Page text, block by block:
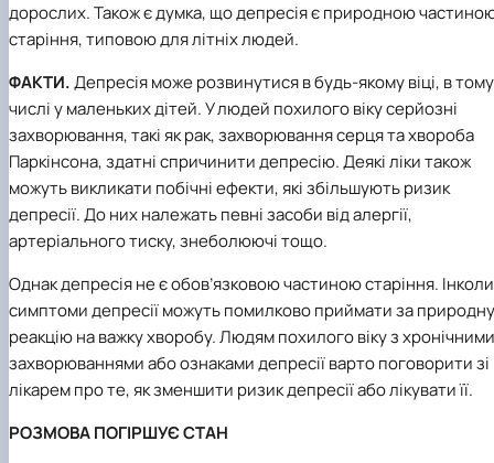
дорослих. Також є думка, що депресія є природною
старіння, типовою для літніх людей.
ФАКТИ.Депресія може розвинутися в будь-якому віці, в тому
числі у маленьких дітей. У людей похилого віку серйозні
захворювання, такі як рак, захворювання серця та хвороба
Паркінсона, здатні спричинити депресію. Деякі ліки також
можуть викликати побічні ефекти, які збільшують ризик
депресії. До них належать певні засоби від алергії,
артеріального тиску, знеболюючі тощо.
Однак депресія не є обов’язковою частиною старіння. Інколи
симптоми депресії можуть помилково приймати за природну
реакцію на важку хворобу. Людям похилого віку з хронічними
захворюваннями або ознаками депресії варто поговорити зі
лікарем про те, як зменшити ризик депресії або лікувати її.
РОЗМОВА ПОГІРШУЄ СТАН